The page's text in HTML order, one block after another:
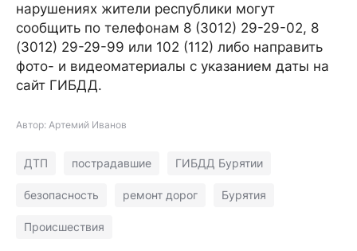
нарушениях жители республики могут
сообщить по телефонам 8 (3012) 29-29-02, 8
(3012) 29-29-99 или 102 (112) либо направить
фото- и видеоматериалы с указанием даты на
сайт ГИБДД.
Автор: Артемий Иванов
ДТП пострадавшие ГИБДД Бурятии
безопасность ремонт дорог Бурятия
Происшествия